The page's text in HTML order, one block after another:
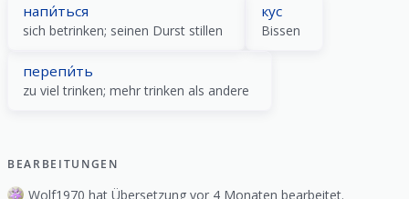
напи́ться
sich betrinken; seinen Durst stillen
кус
Bissen
перепи́ть
zu viel trinken; mehr trinken als andere
BEARBEITUNGEN
Wolf1970 hat Übersetzung vor 4 Monaten bearbeitet.